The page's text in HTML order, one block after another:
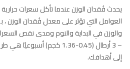
يحدث فُقدان الوزن عندما تأكل سعرات
العوامل التي تؤثر على معدل فُقدان الوزن
– 3 أرطال (0.45-1.36 كجم)
إلى أهدافك.